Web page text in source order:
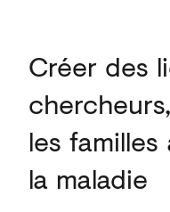
Créer des
les
la maladie